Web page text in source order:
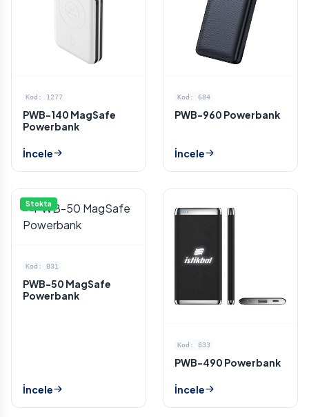
Kod: 1277
PWB-140 MagSafe
Powerbank
İncele
Kod: 684
PWB-960 Powerbank
İncele
Stokta
Kod: 831
PWB-50 MagSafe
Powerbank
İncele
Kod: 833
PWB-490 Powerbank
İncele